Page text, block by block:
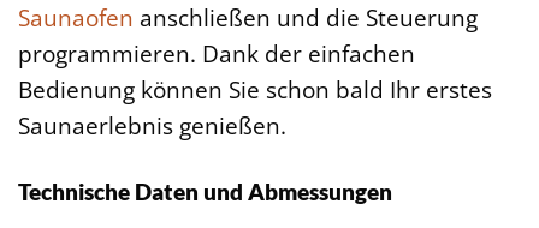
Saunaofen anschließen und die Steuerung
programmieren. Dank der einfachen
Bedienung können Sie schon bald Ihr erstes
Saunaerlebnis genießen.
Technische Daten und Abmessungen